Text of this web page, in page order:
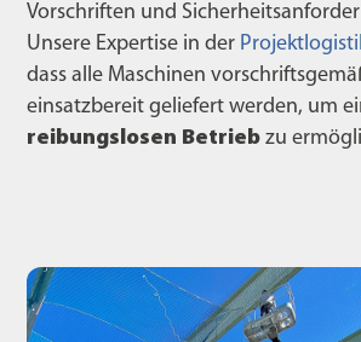
Vorschriften und
Unsere Expertise in der
dass alle Maschinen
einsatzbereit geliefert werden, um
reibungslosen Betrieb zu